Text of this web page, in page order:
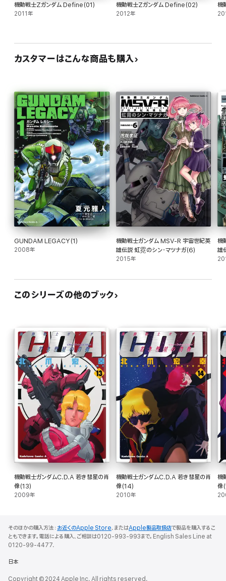
機動戦士Zガンダム Define(01)
2011年
機動戦士Zガンダム Define(02)
2012年
機
カスタマーはこんな商品も購入
GUNDAM LEGACY(1)
2008年
機動戦士ガンダム MSV-R 宇宙世紀英
雄伝説 虹霓のシン・マツナガ(6)
2015年
機
雄
このシリーズの他のブック
機動戦士ガンダムC.D.A 若き彗星の肖
像(13)
2009年
機動戦士ガンダムC.D.A 若き彗星の肖
像(14)
2010年
機
像
そのほかの購入方法： お近くのApple Store、またはApple製品取扱店で製品を購入するこ
ともできます。電話による購入、ご相談は0120-993-993まで。English Sales Line at
0120-99-4477.
日本
Copyright © 2024 Apple Inc. All rights reserved.